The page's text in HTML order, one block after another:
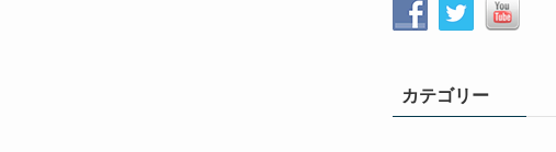
カテゴリー